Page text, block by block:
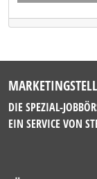
DIE SPEZIAL-
EIN SERVICE VON